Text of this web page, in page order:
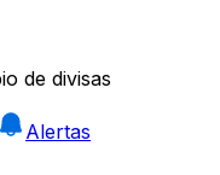
de divisas
Alertas